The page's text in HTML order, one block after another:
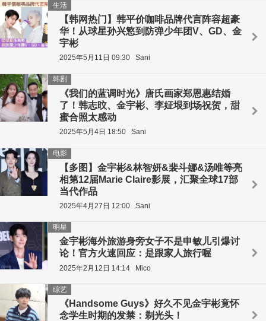
【韩网热门】韩平价咖啡品牌代言阵容超豪
华！从球星孙兴慜到防弹少年团V、GD、金
宇彬
生活
2025年5月11日 09:30 Sani
《我们的蓝调时光》唐氏画家郑恩惠结婚
了！韩志旼、金宇彬、李姃垠到场祝贺，甜
蜜合照太感动
韩剧
2025年5月4日 18:50 Sani
【多图】金宇彬&林智妍&裴斗娜&汤唯等亮
相第12届Marie Claire影展，汇聚全球17部
当代作品
电影
2025年4月27日 12:00 Sani
金宇彬海外旅游身旁女子不是申敏儿引爆讨
论！官方火速回应：是跟家人旅行喔
明星
2025年2月12日 14:14 Mico
《Handsome Guys》好久不见金宇彬竟怀
念学生时期的发禁：剃光头！
综艺